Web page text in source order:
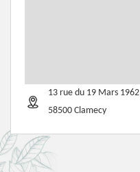
13 rue du 19 Mars 1962
58500 Clamecy